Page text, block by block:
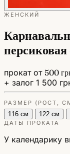
ЖЕНСКИЙ
прокат от 500
+ залог 1 500
РАЗМЕР (РОСТ,
116 см
122 см
ДАТЫ ПРОКАТА
У календарику